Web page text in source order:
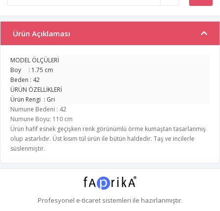
Ürün Açıklaması
MODEL ÖLÇÜLERİ
Boy : 1.75 cm
Beden : 42
ÜRÜN ÖZELLİKLERİ
Ürün Rengi : Gri
Numune Bedeni : 42
Numune Boyu: 110 cm
Ürün hafif esnek geçişken renk görünümlü örme kumaştan tasarlanmış
olup astarlıdır. Üst kısım tül ürün ile bütün haldedir. Taş ve incilerle
süslenmiştir.
Profesyonel e-ticaretsistemleri ile hazırlanmıştır.